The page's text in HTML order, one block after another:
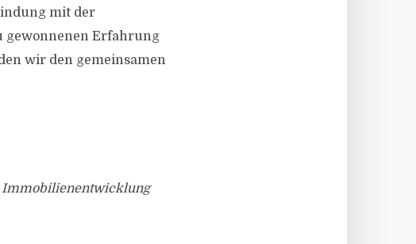
mit der
gewonnenen Erfahrung
wir den gemeinsamen
Immobilienentwicklung